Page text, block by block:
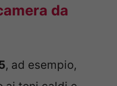
da
, ad esempio,